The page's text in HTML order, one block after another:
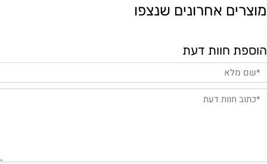
מוצרים אחרונים שנצפו
הוספת חוות דעת